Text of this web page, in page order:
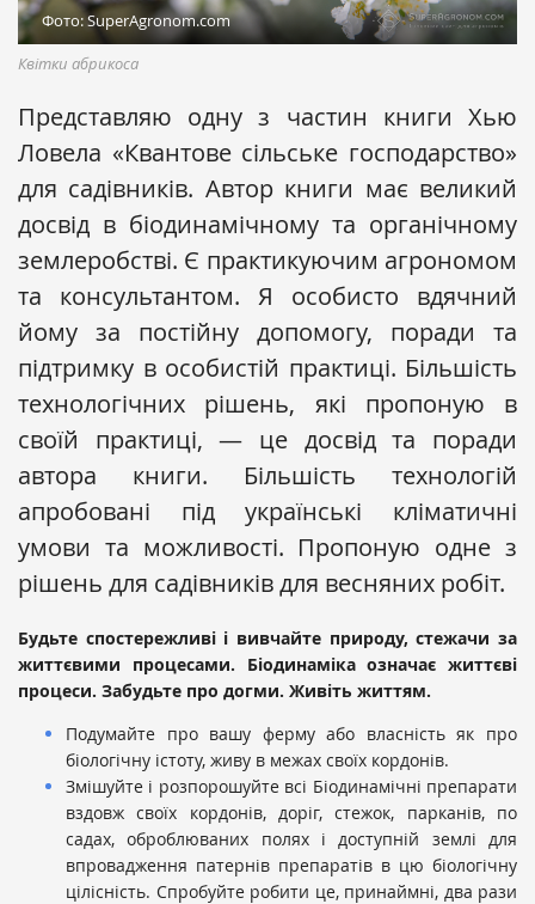
Фото: SuperAgronom.com
Квітки абрикоса
Представляю одну з частин книги Хью
Ловела «Квантове сільське господарство»
для садівників. Автор книги має великий
досвід в біодинамічному та органічному
землеробстві. Є практикуючим агрономом
та консультантом. Я особисто вдячний
йому за постійну допомогу, поради та
підтримку в особистій практиці. Більшість
технологічних рішень, які пропоную в
своїй практиці, — це досвід та поради
автора книги. Більшість технологій
апробовані під українські кліматичні
умови та можливості. Пропоную одне з
рішень для садівників для весняних робіт.
Будьте спостережливі і вивчайте природу, стежачи за
життєвими процесами. Біодинаміка означає життєві
процеси. Забудьте про догми. Живіть життям.
Подумайте про вашу ферму або власність як про
біологічну істоту, живу в межах своїх кордонів.
Змішуйте і розпорошуйте всі Біодинамічні препарати
вздовж своїх кордонів, доріг, стежок, парканів, по
садах, оброблюваних полях і доступній землі для
впровадження патернів препаратів в цю біологічну
цілісність. Спробуйте робити це, принаймні, два рази